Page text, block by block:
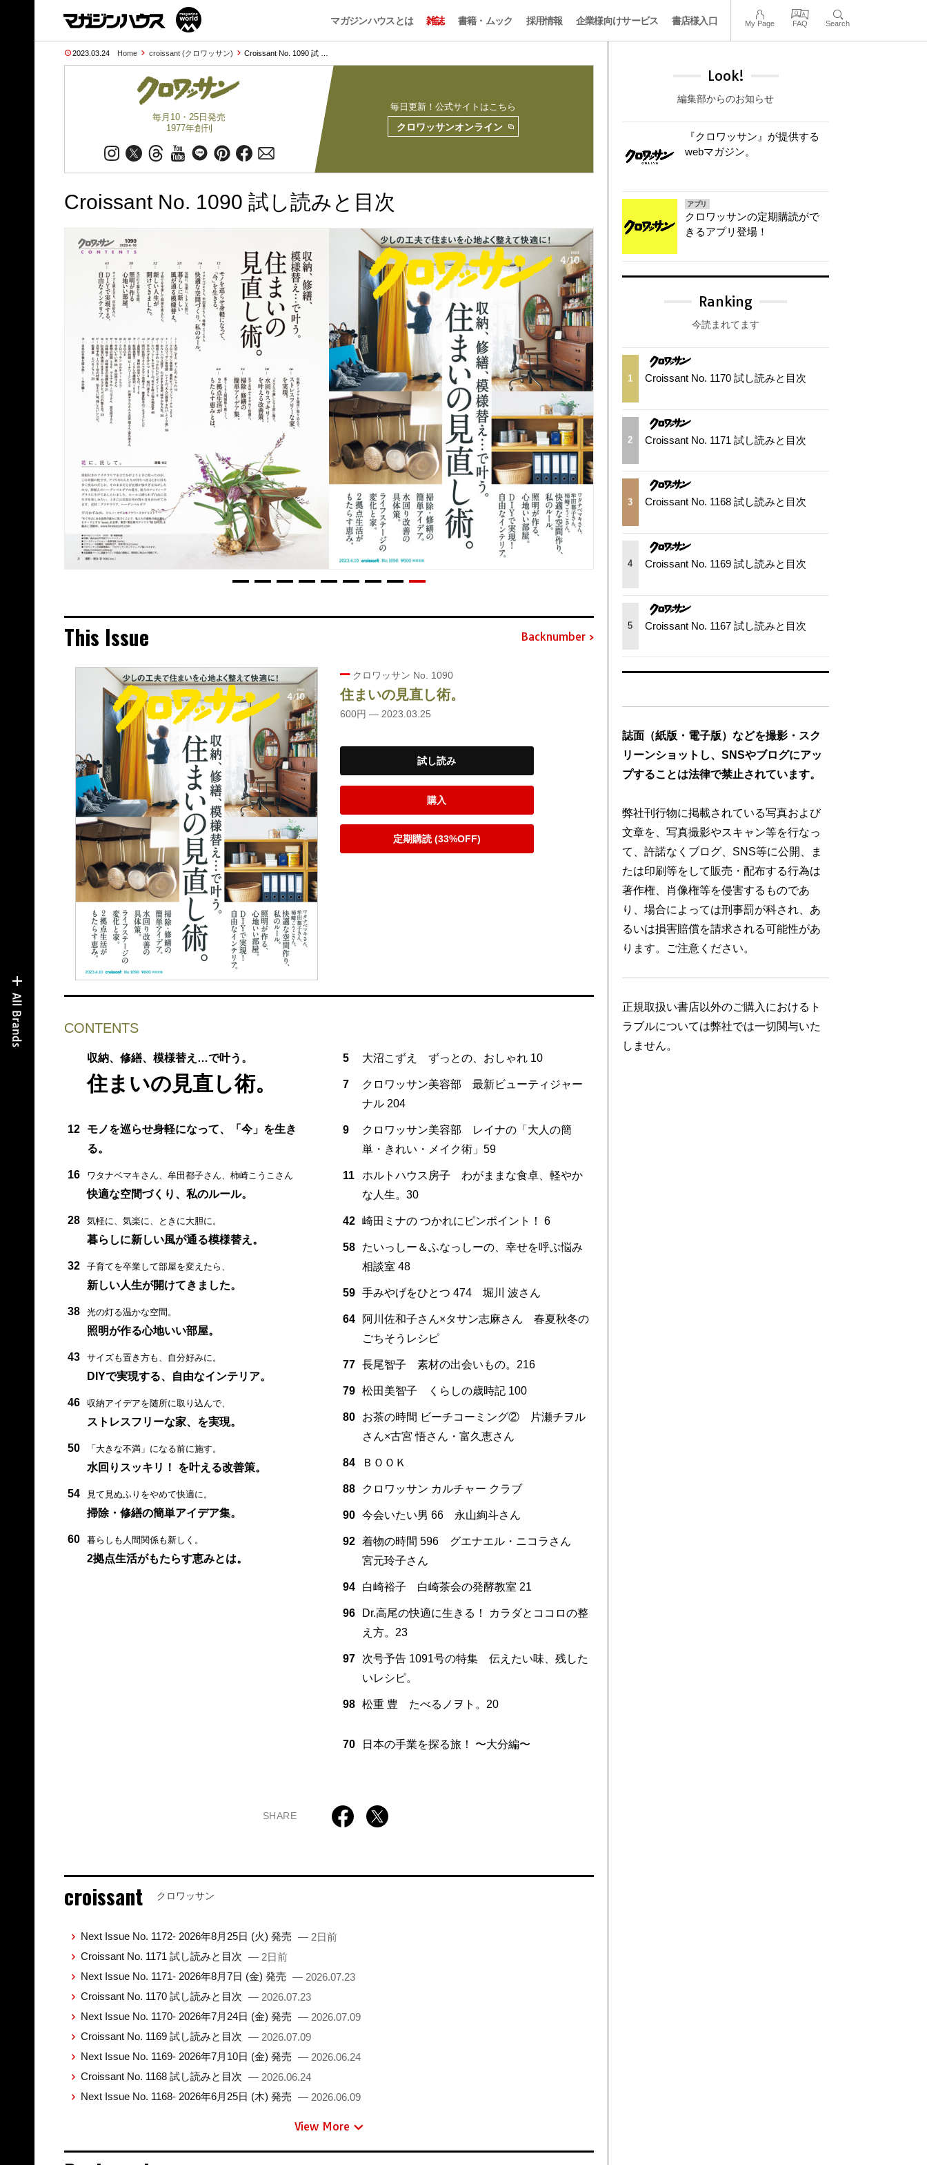
マガジンハウスとは 雑誌 書籍・ムック 採用情報 企業様向けサービス 書店様入口 My Page FAQ Search
2023.03.24 Home croissant (クロワッサン) Croissant No. 1090 試 …
毎月10・25日発売
1977年創刊
毎日更新！公式サイトはこちら
クロワッサンオンライン
Croissant No. 1090 試し読みと目次
This Issue Backnumber
クロワッサン No. 1090
住まいの見直し術。
600円 — 2023.03.25
試し読み
購入
定期購読 (33%OFF)
CONTENTS
収納、修繕、模様替え…で叶う。
住まいの見直し術。
12
モノを巡らせ身軽になって、「今」を生き
る。
16 ワタナベマキさん、牟田都子さん、柿崎こうこさん
快適な空間づくり、私のルール。
28 気軽に、気楽に、ときに大胆に。
暮らしに新しい風が通る模様替え。
32 子育てを卒業して部屋を変えたら、
新しい人生が開けてきました。
38 光の灯る温かな空間。
照明が作る心地いい部屋。
43 サイズも置き方も、自分好みに。
DIYで実現する、自由なインテリア。
46 収納アイデアを随所に取り込んで、
ストレスフリーな家、を実現。
50 「大きな不満」になる前に施す。
水回りスッキリ！ を叶える改善策。
54 見て見ぬふりをやめて快適に。
掃除・修繕の簡単アイデア集。
60 暮らしも人間関係も新しく。
2拠点生活がもたらす恵みとは。
5 大沼こずえ ずっとの、おしゃれ 10
7
クロワッサン美容部 最新ビューティジャー
ナル 204
9
クロワッサン美容部 レイナの「大人の簡
単・きれい・メイク術」59
11
ホルトハウス房子 わがままな食卓、軽やか
な人生。30
42 崎田ミナの つかれにピンポイント！ 6
58
たいっしー＆ふなっしーの、幸せを呼ぶ悩み
相談室 48
59 手みやげをひとつ 474 堀川 波さん
64
阿川佐和子さん×タサン志麻さん 春夏秋冬の
ごちそうレシピ
77 長尾智子 素材の出会いもの。216
79 松田美智子 くらしの歳時記 100
80
お茶の時間 ビーチコーミング② 片瀬チヲル
さん×古宮 悟さん・富久恵さん
84 ＢＯＯＫ
88 クロワッサン カルチャー クラブ
90 今会いたい男 66 永山絢斗さん
92 着物の時間 596 グエナエル・ニコラさん
宮元玲子さん
94 白崎裕子 白崎茶会の発酵教室 21
96
Dr.高尾の快適に生きる！ カラダとココロの整
え方。23
97
次号予告 1091号の特集 伝えたい味、残した
いレシピ。
98 松重 豊 たべるノヲト。20
70 日本の手業を探る旅！ 〜大分編〜
SHARE
croissant クロワッサン
Next Issue No. 1172- 2026年8月25日 (火) 発売 — 2日前
Croissant No. 1171 試し読みと目次 — 2日前
Next Issue No. 1171- 2026年8月7日 (金) 発売 — 2026.07.23
Croissant No. 1170 試し読みと目次 — 2026.07.23
Next Issue No. 1170- 2026年7月24日 (金) 発売 — 2026.07.09
Croissant No. 1169 試し読みと目次 — 2026.07.09
Next Issue No. 1169- 2026年7月10日 (金) 発売 — 2026.06.24
Croissant No. 1168 試し読みと目次 — 2026.06.24
Next Issue No. 1168- 2026年6月25日 (木) 発売 — 2026.06.09
View More
Look!
編集部からのお知らせ
『クロワッサン』が提供する
webマガジン。
アプリ
クロワッサンの定期購読がで
きるアプリ登場！
Ranking
今読まれてます
1 Croissant No. 1170 試し読みと目次
2 Croissant No. 1171 試し読みと目次
3 Croissant No. 1168 試し読みと目次
4 Croissant No. 1169 試し読みと目次
5 Croissant No. 1167 試し読みと目次
誌面（紙版・電子版）などを撮影・スク
リーンショットし、SNSやブログにアッ
プすることは法律で禁止されています。
弊社刊行物に掲載されている写真および
文章を、写真撮影やスキャン等を行なっ
て、許諾なくブログ、SNS等に公開、ま
たは印刷等をして販売・配布する行為は
著作権、肖像権等を侵害するものであ
り、場合によっては刑事罰が科され、あ
るいは損害賠償を請求される可能性があ
ります。ご注意ください。
正規取扱い書店以外のご購入におけるト
ラブルについては弊社では一切関与いた
しません。